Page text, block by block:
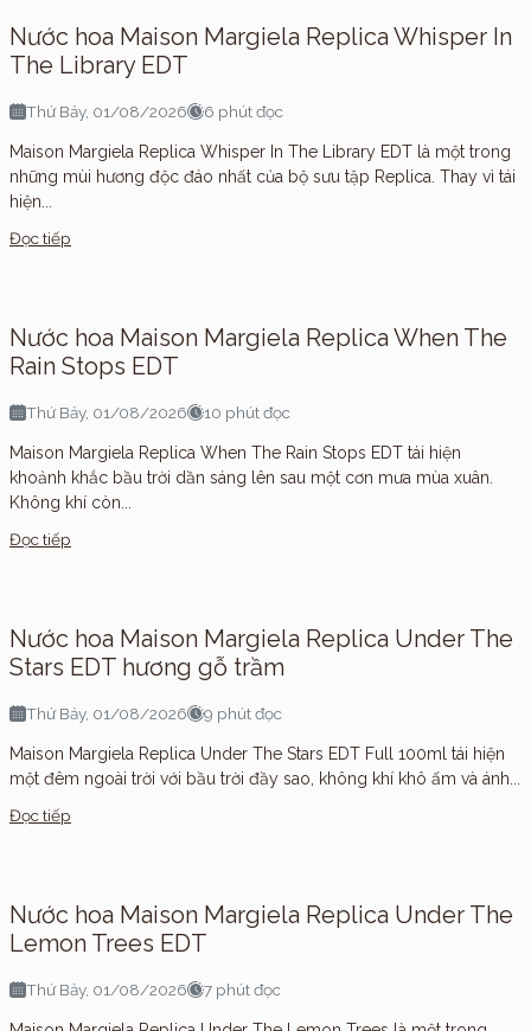
Nước hoa Maison Margiela Replica Whisper In
The Library EDT
Thứ Bảy, 01/08/2026 6 phút đọc
Maison Margiela Replica Whisper In The Library EDT là một trong
những mùi hương độc đáo nhất của bộ sưu tập Replica. Thay vì tái
hiện...
Đọc tiếp
Nước hoa Maison Margiela Replica When The
Rain Stops EDT
Thứ Bảy, 01/08/2026 10 phút đọc
Maison Margiela Replica When The Rain Stops EDT tái hiện
khoảnh khắc bầu trời dần sáng lên sau một cơn mưa mùa xuân.
Không khí còn...
Đọc tiếp
Nước hoa Maison Margiela Replica Under The
Stars EDT hương gỗ trầm
Thứ Bảy, 01/08/2026 9 phút đọc
Maison Margiela Replica Under The Stars EDT Full 100ml tái hiện
một đêm ngoài trời với bầu trời đầy sao, không khí khô ấm và ánh...
Đọc tiếp
Nước hoa Maison Margiela Replica Under The
Lemon Trees EDT
Thứ Bảy, 01/08/2026 7 phút đọc